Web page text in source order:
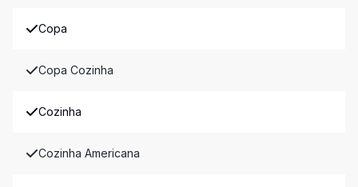
Copa
Copa Cozinha
Cozinha
Cozinha Americana